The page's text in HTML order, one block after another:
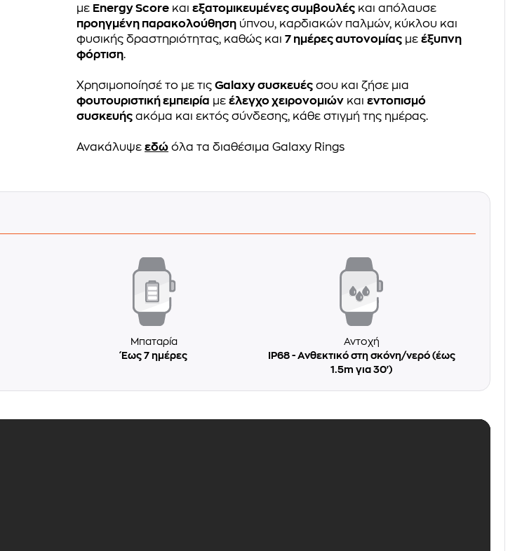
με Energy Score καιεξατομικευμένες συμβουλές και απόλαυσε
προηγμένη παρακολούθηση ύπνου, καρδιακών παλμών, κύκλου και
φυσικής δραστηριότητας, καθώς και7 ημέρες αυτονομίας μεέξυπνη
φόρτιση.
Χρησιμοποίησέ το με τιςGalaxy συσκευές σου και ζήσε μια
φουτουριστική εμπειρία μεέλεγχο χειρονομιών καιεντοπισμό
συσκευής ακόμα και εκτός σύνδεσης, κάθε στιγμή της ημέρας.
Ανακάλυψεεδώ όλα τα διαθέσιμα Galaxy Rings
Μπαταρία
Έως 7 ημέρες
Αντοχή
IP68 - Ανθεκτικό στη σκόνη/νερό (έως
1.5m για 30')